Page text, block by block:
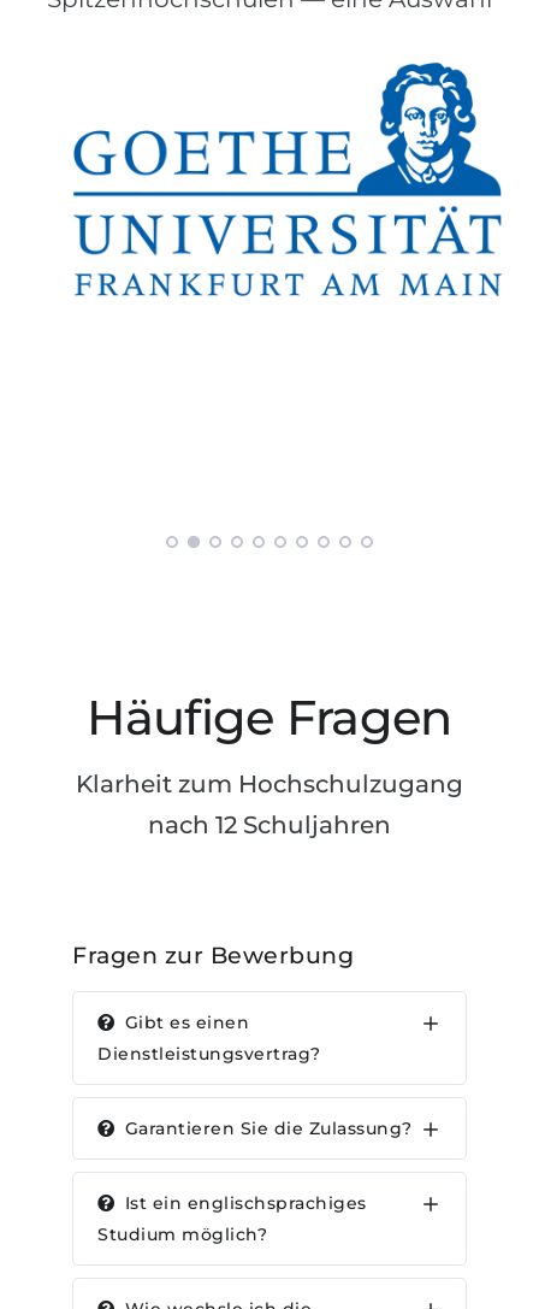
Häufige Fragen
Klarheit zum Hochschulzugang
nach 12 Schuljahren
Fragen zur Bewerbung
Gibt es einen
Dienstleistungsvertrag?
Garantieren Sie die Zulassung?
Ist ein englischsprachiges
Studium möglich?